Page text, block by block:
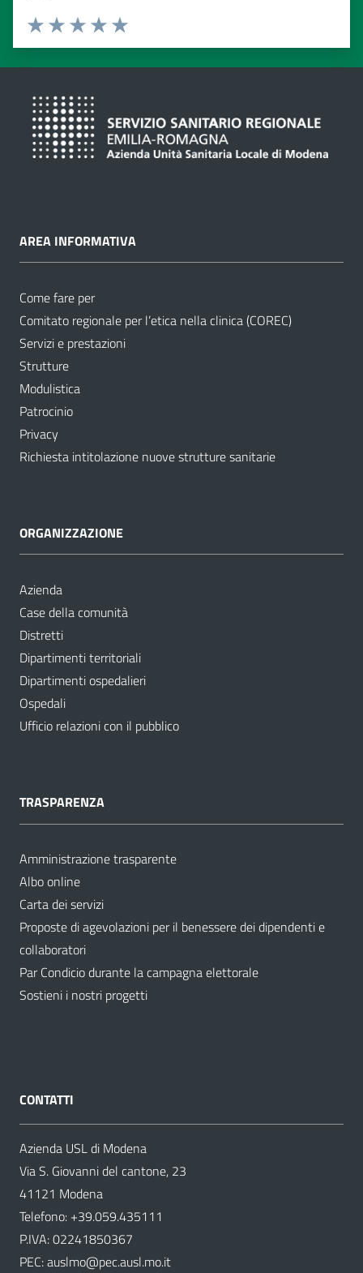
Valuta da 1 a 5 stelle
Valuta 5 stelle su 5
Valuta 4 stelle su 5
Valuta 3 stelle su 5
Valuta 2 stelle su 5
Valuta 1 stelle su 5
AREA INFORMATIVA
Come fare per
Comitato regionale per l’etica nella clinica (COREC)
Servizi e prestazioni
Strutture
Modulistica
Patrocinio
Privacy
Richiesta intitolazione nuove strutture sanitarie
ORGANIZZAZIONE
Azienda
Case della comunità
Distretti
Dipartimenti territoriali
Dipartimenti ospedalieri
Ospedali
Ufficio relazioni con il pubblico
TRASPARENZA
Amministrazione trasparente
Albo online
Carta dei servizi
Proposte di agevolazioni per il benessere dei dipendenti e
collaboratori
Par Condicio durante la campagna elettorale
Sostieni i nostri progetti
CONTATTI
Azienda USL di Modena
Via S. Giovanni del cantone, 23
41121 Modena
Telefono: +39.059.435111
P.IVA: 02241850367
PEC:auslmo@pec.ausl.mo.it